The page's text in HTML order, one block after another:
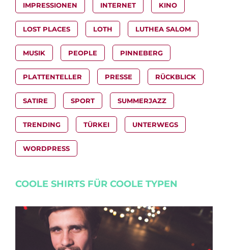
IMPRESSIONEN INTERNET KINO
LOST PLACES LOTH LUTHEA SALOM
MUSIK PEOPLE PINNEBERG
PLATTENTELLER PRESSE RÜCKBLICK
SATIRE SPORT SUMMERJAZZ
TRENDING TÜRKEI UNTERWEGS
WORDPRESS
COOLE SHIRTS FÜR COOLE TYPEN